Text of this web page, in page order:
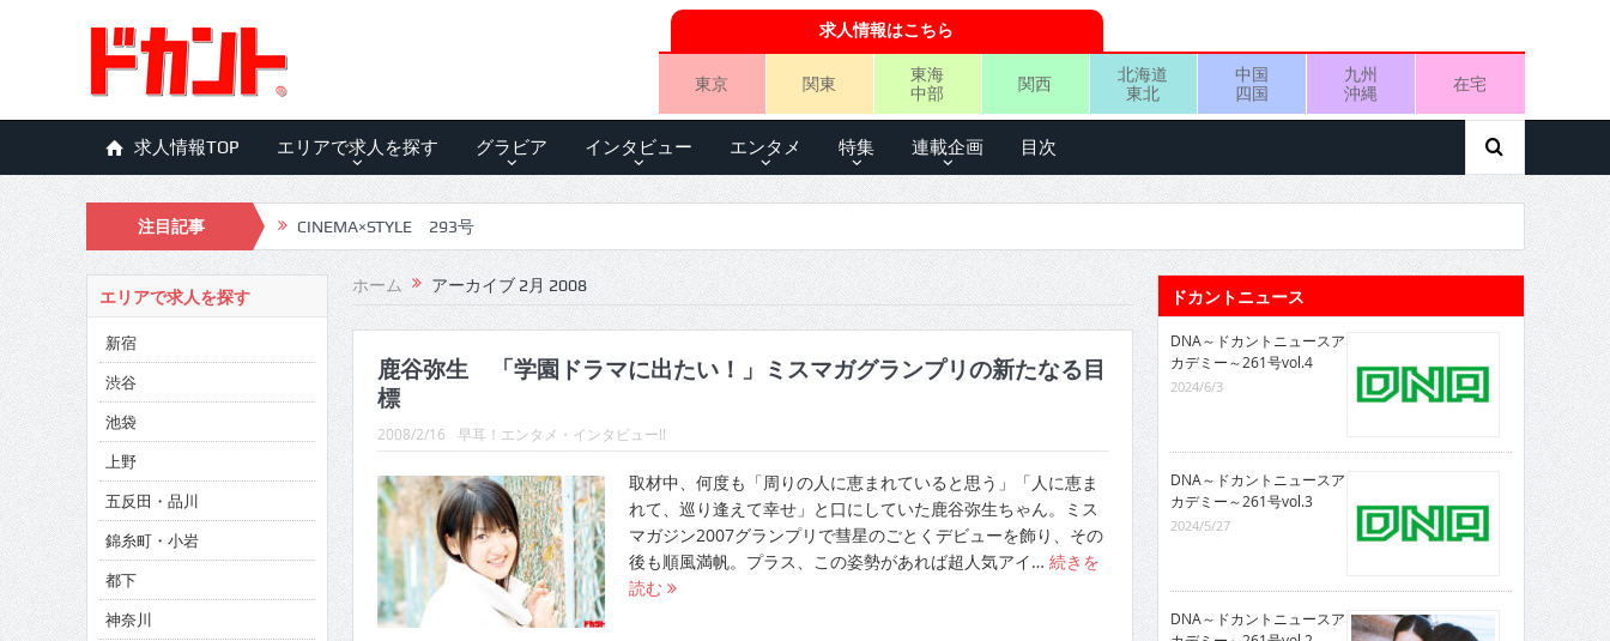
求人情報はこちら
東京 関東
東海
中部
関西
北海道
東北
中国
四国
九州
沖縄
在宅
求人情報TOP エリアで求人を探す グラビア インタビュー エンタメ 特集 連載企画 目次
注目記事 CINEMA×STYLE 293号
CINEMA×STYLE 292号
CINEMA×STYLE 291号
CINEMA×STYLE 290号
CINEMA×STYLE 289号
CINEMA×STYLE 288号
CINEMA×STYLE 287号
CINEMA×STYLE 286号
CINEMA×STYLE 285号
CINEMA×STYLE 294号
ホーム アーカイブ 2月 2008
鹿谷弥生 「学園ドラマに出たい！」ミスマガグランプリの新たなる目
標
2008/2/16 早耳！エンタメ・インタビュー!!
取材中、何度も「周りの人に恵まれていると思う」「人に恵ま
れて、巡り逢えて幸せ」と口にしていた鹿谷弥生ちゃん。ミス
マガジン2007グランプリで彗星のごとくデビューを飾り、その
後も順風満帆。プラス、この姿勢があれば超人気アイ… 続きを
読む
エリアで求人を探す
新宿
渋谷
池袋
上野
五反田・品川
錦糸町・小岩
都下
神奈川
ドカントニュース
DNA～ドカントニュースア
カデミー～261号vol.4
2024/6/3
DNA～ドカントニュースア
カデミー～261号vol.3
2024/5/27
DNA～ドカントニュースア